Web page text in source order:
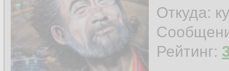
Откуда:
Рейтинг: